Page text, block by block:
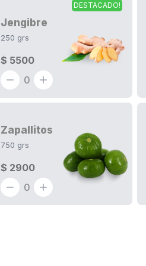
DESTACADO!
Jengibre
250 grs
$ 5500
0
Zapallitos
750 grs
$ 2900
0